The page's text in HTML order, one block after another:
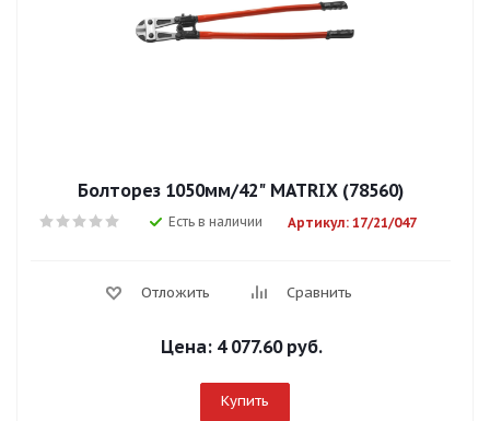
Болторез 1050мм/42" MATRIX (78560)
Есть в наличии Артикул: 17/21/047
Отложить Сравнить
Цена: 4 077.60 руб.
Купить